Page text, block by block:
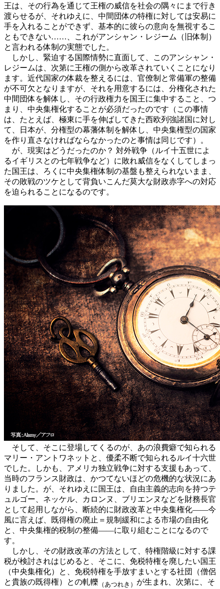
王は、その行為を通じて王権の威信を社会の隅々にまで行き
渡らせるが、それゆえに、中間団体の特権に対しては安易に
手を入れることができず、基本的に彼らの意向を無視するこ
ともできない……、これがアンシャン・レジーム（旧体制）
と言われる体制の実態でした。
しかし、緊迫する国際情勢に直面して、このアンシャン・
レジームは、次第に王権の側から改革されていくことになり
ます。近代国家の体裁を整えるには、官僚制と常備軍の整備
が不可欠となりますが、それを用意するには、分権化された
中間団体を解体し、その行政権力を国王に集中すること、つ
まり、中央集権化することが必須だったのです（この事情
は、たとえば、極東に手を伸ばしてきた西欧列強諸国に対し
て、日本が、分権型の幕藩体制を解体し、中央集権型の国家
を作り直さなければならなかったのと事情は同じです）。
が、現実はどうだったのか？ 対外戦争（ルイ十五世によ
るイギリスとの七年戦争など）に敗れ威信をなくしてしまっ
た国王は、ろくに中央集権体制の基盤も整えられないまま、
その敗戦のツケとして背負いこんだ莫大な財政赤字への対応
を迫られることになるのです。
そして、そこに登場してくるのが、あの浪費癖で知られる
マリー・アントワネットと、優柔不断で知られるルイ十六世
でした。しかも、アメリカ独立戦争に対する支援もあって、
当時のフランス財政は、かつてないほどの危機的な状況にあ
りました。が、それゆえに国王は、自由主義的志向を持つテ
ュルゴー、ネッケル、カロンヌ、ブリエンヌなどを財務長官
として起用しながら、断続的に財政改革と中央集権化——今
風に言えば、既得権の廃止＝規制緩和による市場の自由化
と、中央集権的税制の整備——に取り組むことになるので
す。
しかし、その財政改革の方法として、特権階級に対する課
税が検討されはじめると、そこに、免税特権を廃したい国王
（中央集権化）と、免税特権を手放すまいとする社団（僧侶
と貴族の既得権）との軋轢 （あつれき） が生まれ、次第に、そ